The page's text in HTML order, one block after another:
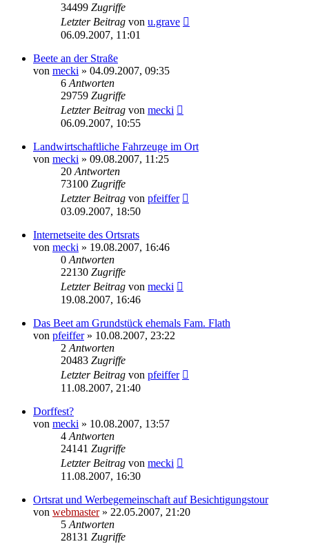
34499 Zugriffe
Letzter Beitrag von u.grave
06.09.2007, 11:01
Beete an der Straße
von mecki » 04.09.2007, 09:35
6 Antworten
29759 Zugriffe
Letzter Beitrag von mecki
06.09.2007, 10:55
Landwirtschaftliche Fahrzeuge im Ort
von mecki » 09.08.2007, 11:25
20 Antworten
73100 Zugriffe
Letzter Beitrag von pfeiffer
03.09.2007, 18:50
Internetseite des Ortsrats
von mecki » 19.08.2007, 16:46
0 Antworten
22130 Zugriffe
Letzter Beitrag von mecki
19.08.2007, 16:46
Das Beet am Grundstück ehemals Fam. Flath
von pfeiffer» 10.08.2007, 23:22
2 Antworten
20483 Zugriffe
Letzter Beitrag von pfeiffer
11.08.2007, 21:40
Dorffest?
von mecki » 10.08.2007, 13:57
4 Antworten
24141 Zugriffe
Letzter Beitrag von mecki
11.08.2007, 16:30
Ortsrat und Werbegemeinschaft auf Besichtigungstour
von webmaster» 22.05.2007, 21:20
5 Antworten
28131 Zugriffe